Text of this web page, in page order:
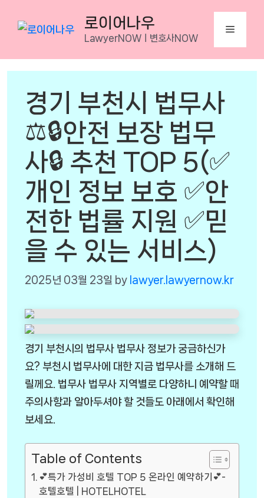
로이어나우
LawyerNOWㅣ변호사NOW
Menu
경기 부천시 법무사
⚖️🔒안전 보장 법무
사🔒 추천 TOP 5(✅
개인 정보 보호 ✅안
전한 법률 지원 ✅믿
을 수 있는 서비스)
2025년 03월 23일 by lawyer.lawyernow.kr
경기 부천시의 법무사 법무사 정보가 궁금하신가
요? 부천시 법무사에 대한 지금 법무사를 소개해 드
릴께요. 법무사 법무사 지역별로 다양하니 예약할 때
주의사항과 알아두셔야 할 것들도 아래에서 확인해
보세요.
Table of Contents
💕특가 가성비 호텔 TOP 5 온라인 예약하기💕-
호텔호텔 | HOTELHOTEL